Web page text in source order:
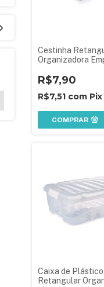
Cestinha
Organizadora
R$7,90
R$7,51 com Pix
COMPRAR
Caixa de Plástico
Retangular